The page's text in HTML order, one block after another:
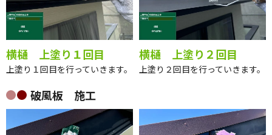
横樋 上塗り１回目
上塗り１回目を行っていきます。
横樋 上塗り２回目
上塗り２回目を行っていきます。
破風板 施工